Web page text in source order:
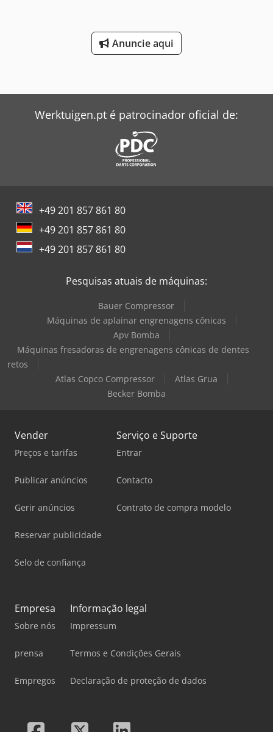
Anuncie aqui
Werktuigen.pt é patrocinador oficial de:
+49 201 857 861 80
+49 201 857 861 80
+49 201 857 861 80
Pesquisas atuais de máquinas:
Bauer Compressor
Máquinas de aplainar engrenagens cônicas
Apv Bomba
Máquinas fresadoras de engrenagens cônicas de dentes
retos
Atlas Copco Compressor
Atlas Grua
Becker Bomba
Vender
Preços e tarifas
Publicar anúncios
Gerir anúncios
Reservar publicidade
Selo de confiança
Serviço e Suporte
Entrar
Contacto
Contrato de compra modelo
Empresa
Sobre nós
prensa
Empregos
Informação legal
Impressum
Termos e Condições Gerais
Declaração de proteção de dados